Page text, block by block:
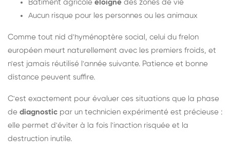
Bâtiment agricole éloigné des zones de vie
Aucun risque pour les personnes ou les animaux
Comme tout nid d'hyménoptère social, celui du frelon
européen meurt naturellement avec les premiers froids, et
n'est jamais réutilisé l'année suivante. Patience et bonne
distance peuvent suffire.
C'est exactement pour évaluer ces situations que la phase
de diagnostic par un technicien expérimenté est précieuse :
elle permet d'éviter à la fois l'inaction risquée et la
destruction inutile.